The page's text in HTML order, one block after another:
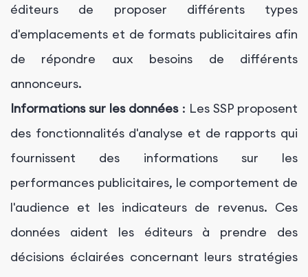
éditeurs de proposer différents types
d'emplacements et de formats publicitaires afin
de répondre aux besoins de différents
annonceurs.
Informations sur les données: Les SSP proposent
des fonctionnalités d'analyse et de rapports qui
fournissent des informations sur les
performances publicitaires, le comportement de
l'audience et les indicateurs de revenus. Ces
données aident les éditeurs à prendre des
décisions éclairées concernant leurs stratégies